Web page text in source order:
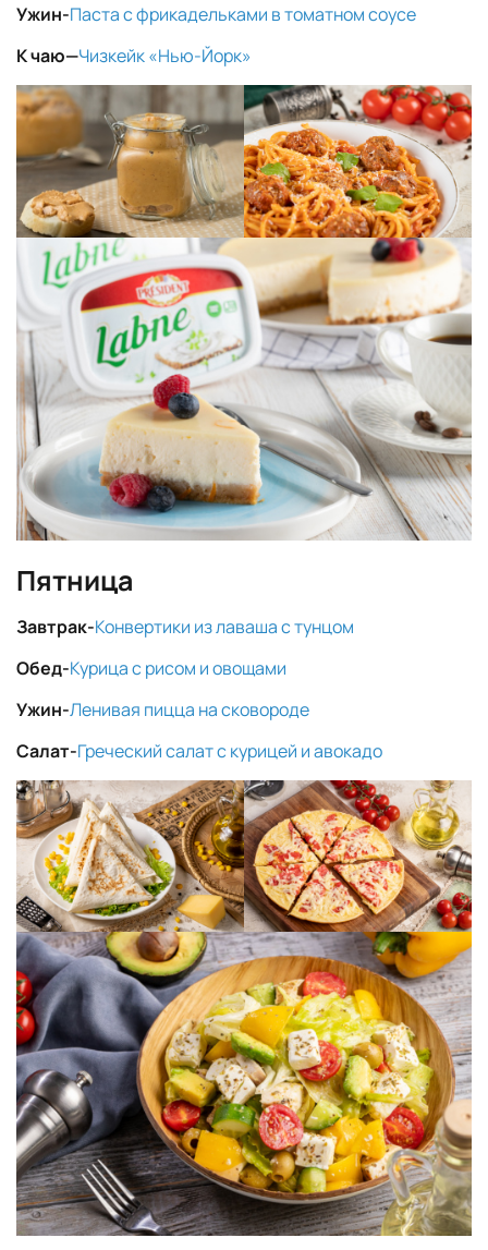
Ужин-Паста с фрикадельками в томатном соусе
К чаю—Чизкейк «Нью-Йорк»
Пятница
Завтрак-Конвертики из лаваша с тунцом
Обед-Курица с рисом и овощами
Ужин-Ленивая пицца на сковороде
Салат-Греческий салат с курицей и авокадо